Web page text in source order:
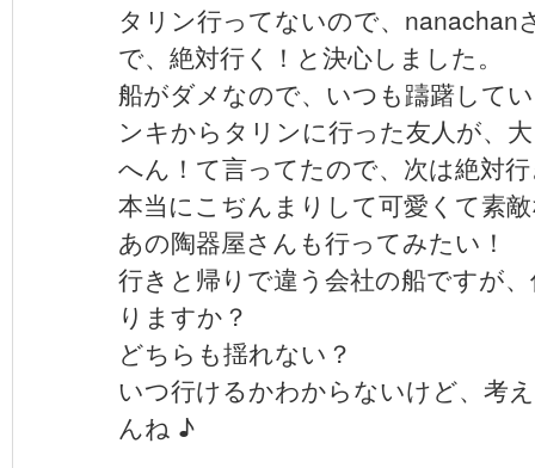
タリン行ってないので、nanachan
で、絶対行く！と決心しました。
船がダメなので、いつも躊躇して
ンキからタリンに行った友人が、
へん！て言ってたので、次は絶対
本当にこぢんまりして可愛くて素
あの陶器屋さんも行ってみたい！
行きと帰りで違う会社の船ですが
りますか？
どちらも揺れない？
いつ行けるかわからないけど、考
んね ♪